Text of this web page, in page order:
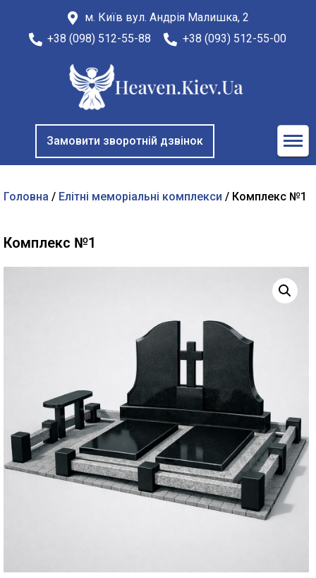
м. Київ вул. Андрія Малишка, 2
+38 (098) 512-55-88
+38 (093) 512-55-00
Замовити зворотній дзвінок
Головна / Елітні меморіальні комплекси / Комплекс №1
Комплекс №1